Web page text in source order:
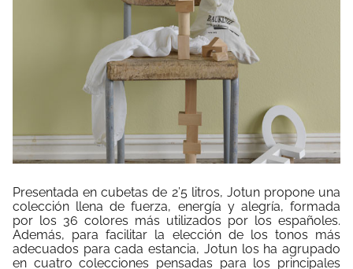
Presentada en cubetas de 2’5 litros, Jotun propone una
colección llena de fuerza, energía y alegría, formada
por los 36 colores más utilizados por los españoles.
Además, para facilitar la elección de los tonos más
adecuados para cada estancia, Jotun los ha agrupado
en cuatro colecciones pensadas para los principales